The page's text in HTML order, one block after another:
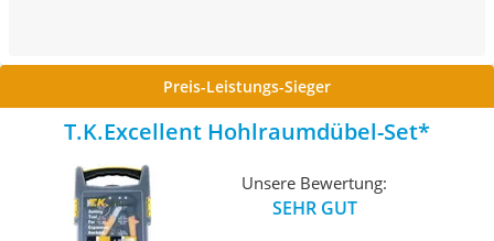
Preis-Leistungs-Sieger
T.K.Excellent Hohlraumdübel-Set
Unsere Bewertung:
SEHR GUT